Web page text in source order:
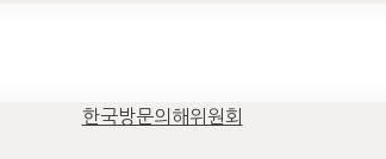
한국방문의해위원회